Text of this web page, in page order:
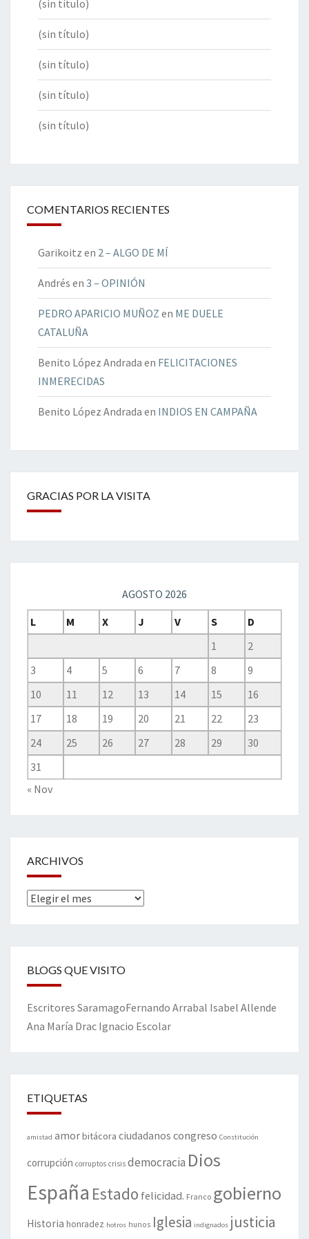
(sin título)
(sin título)
(sin título)
(sin título)
(sin título)
COMENTARIOS RECIENTES
Garikoitz en 2 – ALGO DE MÍ
Andrés en 3 – OPINIÓN
PEDRO APARICIO MUÑOZ en ME DUELE
CATALUÑA
Benito López Andrada en FELICITACIONES
INMERECIDAS
Benito López Andrada en INDIOS EN CAMPAÑA
GRACIAS POR LA VISITA
AGOSTO 2026
L
M X J V S
D
1
2
3
4 5 6 7 8
9
10
11 12 13 14 15
16
17
18 19 20 21 22
23
24
25 26 27 28 29
30
31
« Nov
ARCHIVOS
Archivos
BLOGS QUE VISITO
Escritores SaramagoFernando Arrabal Isabel Allende
Ana María Drac Ignacio Escolar
ETIQUETAS
amistad amorbitácora ciudadanos congreso Constitución
corrupción corruptos crisis democracia Dios
España Estado felicidad. Franco gobierno
Historia honradez hotros hunos Iglesia indignados justicia